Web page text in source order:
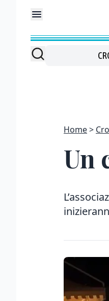
Home
Un